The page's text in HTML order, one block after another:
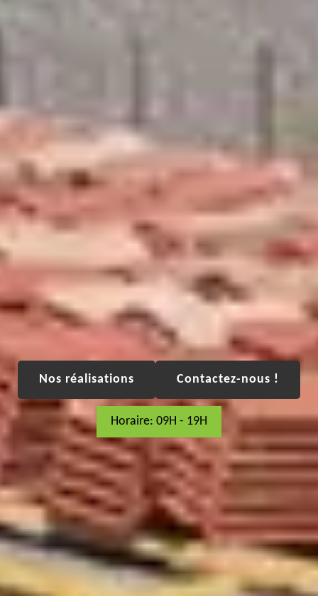
Nos réalisations Contactez-nous !
Horaire: 09H - 19H